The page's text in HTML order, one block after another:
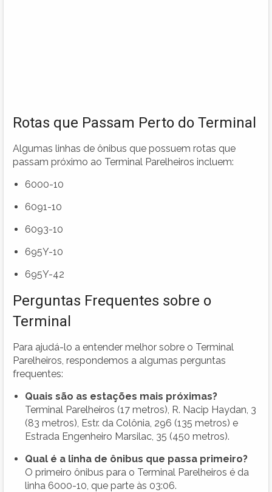
Rotas que Passam Perto do Terminal
Algumas linhas de ônibus que possuem rotas que
passam próximo ao Terminal Parelheiros incluem:
6000-10
6091-10
6093-10
695Y-10
695Y-42
Perguntas Frequentes sobre o
Terminal
Para ajudá-lo a entender melhor sobre o Terminal
Parelheiros, respondemos a algumas perguntas
frequentes:
Quais são as estações mais próximas?
Terminal Parelheiros (17 metros), R. Nacip Haydan, 3
(83 metros), Estr. da Colônia, 296 (135 metros) e
Estrada Engenheiro Marsilac, 35 (450 metros).
Qual é a linha de ônibus que passa primeiro?
O primeiro ônibus para o Terminal Parelheiros é da
linha 6000-10, que parte às 03:06.